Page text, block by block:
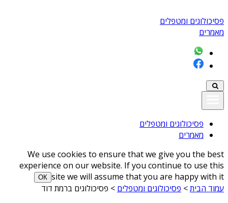
פסיכולוגים ומטפלים
מאמרים
פסיכולוגים ומטפלים
מאמרים
We use cookies to ensure that we give you the best
experience on our website. If you continue to use this
site we will assume that you are happy with it
ОК
עמוד הבית> פסיכולוגים ומטפלים > פסיכולוגים ברמת דוד